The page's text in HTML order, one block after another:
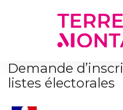
Demande
listes électorales